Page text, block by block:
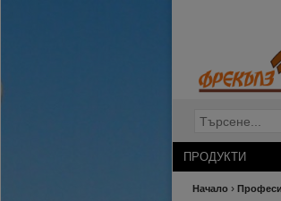
ПРОДУКТИ
Начало ›